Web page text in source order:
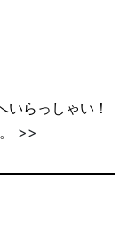
らっしゃい！
>>